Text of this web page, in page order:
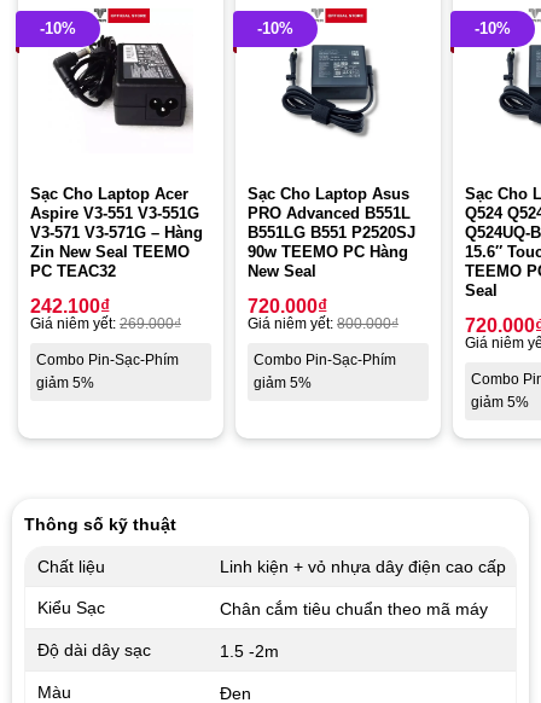
-10%
Sạc Cho Laptop Acer
Aspire V3-551 V3-551G
V3-571 V3-571G – Hàng
Zin New Seal TEEMO
PC TEAC32
242.100₫
Giá niêm yết: 269.000₫
Combo Pin-Sạc-Phím
giảm 5%
-10%
Sạc Cho Laptop Asus
PRO Advanced B551L
B551LG B551 P2520SJ
90w TEEMO PC Hàng
New Seal
720.000₫
Giá niêm yết: 800.000₫
Combo Pin-Sạc-Phím
giảm 5%
-10%
Sạc Cho
Q524
Q524UQ-
15.6″
TEEMO
Seal
720.000
Giá niêm
Combo
giảm 5%
Thông số kỹ thuật
Chất liệu Linh kiện + vỏ nhựa dây điện cao cấp
Kiểu Sạc Chân cắm tiêu chuẩn theo mã máy
Độ dài dây sạc 1.5 -2m
Màu Đen